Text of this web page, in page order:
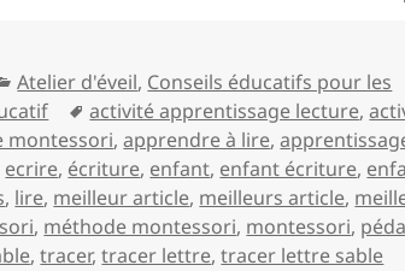
Catégories
Atelier d'éveil, Conseils éducatifs pour les
Mots-
clés
activité apprentissage lecture,
montessori,apprendre à lire,
ecrire, écriture, enfant, enfant écriture,
, lire, meilleur article, meilleurs article,
, méthode montessori, montessori,
,tracer,tracer lettre,tracer lettre sable